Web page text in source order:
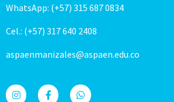
WhatsApp: (+57) 315 687 0834
Cel.: (+57) 317 640 2408
aspaenmanizales@aspaen.edu.co